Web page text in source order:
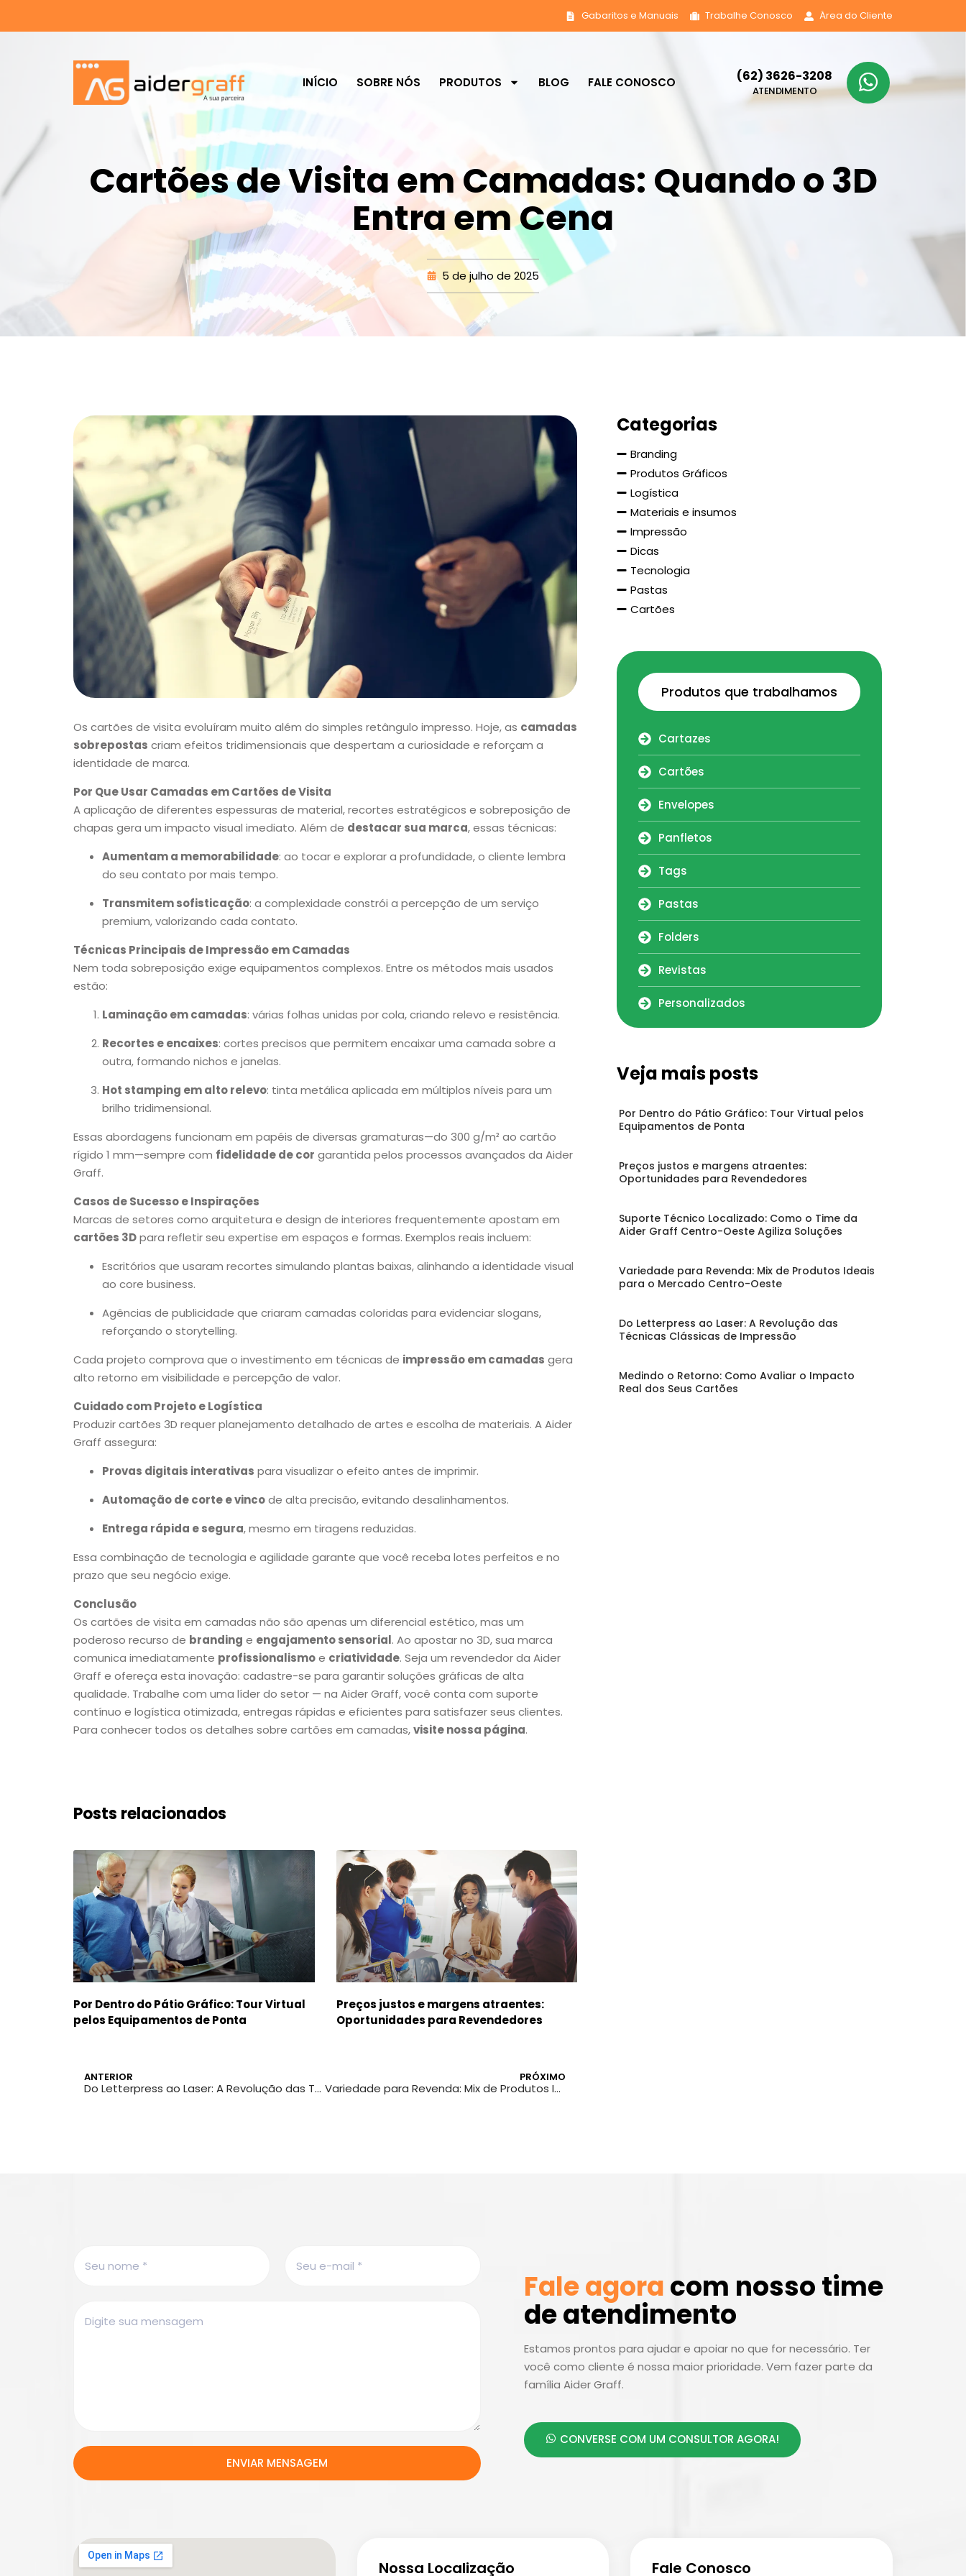
Gabaritos e Manuais Trabalhe Conosco Área do Cliente
INÍCIO SOBRE NÓS PRODUTOS BLOG FALE CONOSCO (62) 3626-3208
ATENDIMENTO
Cartões de Visita em Camadas: Quando o 3D
Entra em Cena
5 de julho de 2025
Os cartões de visita evoluíram muito além do simples retângulo impresso. Hoje, as camadas
sobrepostas criam efeitos tridimensionais que despertam a curiosidade e reforçam a
identidade de marca.
Por Que Usar Camadas em Cartões de Visita
A aplicação de diferentes espessuras de material, recortes estratégicos e sobreposição de
chapas gera um impacto visual imediato. Além de destacar sua marca, essas técnicas:
Aumentam a memorabilidade: ao tocar e explorar a profundidade, o cliente lembra
do seu contato por mais tempo.
Transmitem sofisticação: a complexidade constrói a percepção de um serviço
premium, valorizando cada contato.
Técnicas Principais de Impressão em Camadas
Nem toda sobreposição exige equipamentos complexos. Entre os métodos mais usados
estão:
Laminação em camadas: várias folhas unidas por cola, criando relevo e resistência.
Recortes e encaixes: cortes precisos que permitem encaixar uma camada sobre a
outra, formando nichos e janelas.
Hot stamping em alto relevo: tinta metálica aplicada em múltiplos níveis para um
brilho tridimensional.
Essas abordagens funcionam em papéis de diversas gramaturas—do 300 g/m² ao cartão
rígido 1 mm—sempre com fidelidade de cor garantida pelos processos avançados da Aider
Graff.
Casos de Sucesso e Inspirações
Marcas de setores como arquitetura e design de interiores frequentemente apostam em
cartões 3Dpara refletir seu expertise em espaços e formas. Exemplos reais incluem:
Escritórios que usaram recortes simulando plantas baixas, alinhando a identidade visual
ao core business.
Agências de publicidade que criaram camadas coloridas para evidenciar slogans,
reforçando o storytelling.
Cada projeto comprova que o investimento em técnicas de impressão em camadas gera
alto retorno em visibilidade e percepção de valor.
Cuidado com Projeto e Logística
Produzir cartões 3D requer planejamento detalhado de artes e escolha de materiais. A Aider
Graff assegura:
Provas digitais interativas para visualizar o efeito antes de imprimir.
Automação de corte e vincode alta precisão, evitando desalinhamentos.
Entrega rápida e segura, mesmo em tiragens reduzidas.
Essa combinação de tecnologia e agilidade garante que você receba lotes perfeitos e no
prazo que seu negócio exige.
Conclusão
Os cartões de visita em camadas não são apenas um diferencial estético, mas um
poderoso recurso de branding e engajamento sensorial. Ao apostar no 3D, sua marca
comunica imediatamente profissionalismoe criatividade. Seja um revendedor da Aider
Graff e ofereça esta inovação: cadastre-se para garantir soluções gráficas de alta
qualidade. Trabalhe com uma líder do setor — na Aider Graff, você conta com suporte
contínuo e logística otimizada, entregas rápidas e eficientes para satisfazer seus clientes.
Para conhecer todos os detalhes sobre cartões em camadas,visite nossa página.
Posts relacionados
Por Dentro do Pátio Gráfico: Tour Virtual
pelos Equipamentos de Ponta
Preços justos e margens atraentes:
Oportunidades para Revendedores
ANTERIOR
Do Letterpress ao Laser: A Revolução das Técnicas Clássicas de Impressão
PRÓXIMO
Variedade para Revenda: Mix de Produtos Ideais para o Mercado Centro-Oeste
Categorias
Branding
Produtos Gráficos
Logística
Materiais e insumos
Impressão
Dicas
Tecnologia
Pastas
Cartões
Produtos que trabalhamos
Cartazes
Cartões
Envelopes
Panfletos
Tags
Pastas
Folders
Revistas
Personalizados
Veja mais posts
Por Dentro do Pátio Gráfico: Tour Virtual pelos
Equipamentos de Ponta
Preços justos e margens atraentes:
Oportunidades para Revendedores
Suporte Técnico Localizado: Como o Time da
Aider Graff Centro-Oeste Agiliza Soluções
Variedade para Revenda: Mix de Produtos Ideais
para o Mercado Centro-Oeste
Do Letterpress ao Laser: A Revolução das
Técnicas Clássicas de Impressão
Medindo o Retorno: Como Avaliar o Impacto
Real dos Seus Cartões
ENVIAR MENSAGEM
Fale agoracom nosso time
de atendimento
Estamos prontos para ajudar e apoiar no que for necessário. Ter
você como cliente é nossa maior prioridade. Vem fazer parte da
família Aider Graff.
CONVERSE COM UM CONSULTOR AGORA!
Nossa Localização Fale Conosco